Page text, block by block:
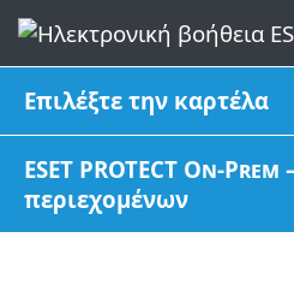
Επιλέξτε την καρτέλα
ESET PROTECT On-
περιεχομένων